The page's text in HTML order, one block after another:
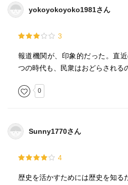
yokoyokoyoko1981さん
3
報道機関が、印象的だった。直
つの時代も、民衆はおどらされる
0
Sunny1770さん
4
歴史を活かすためには歴史を知る